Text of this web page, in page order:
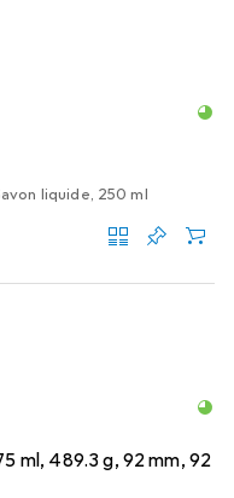
liquide, 250 ml
ml, 489.3 g, 92 mm, 92